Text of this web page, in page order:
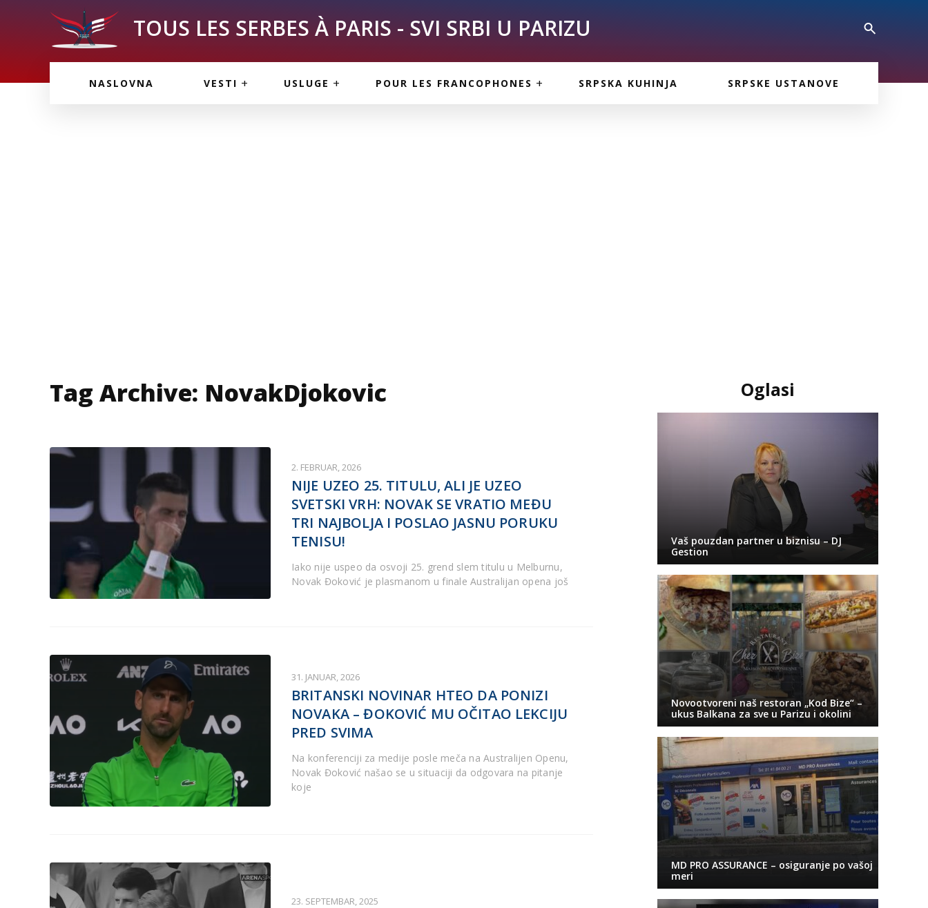
TOUS LES SERBES À PARIS - SVI SRBI U PARIZU
NASLOVNA VESTI USLUGE POUR LES FRANCOPHONES
PARIS
SRPSKA KUHINJA SRPSKE USTANOVE
Tag Archive: NovakDjokovic
2. FEBRUAR, 2026
NIJE UZEO 25. TITULU, ALI JE UZEO
SVETSKI VRH: NOVAK SE VRATIO MEĐU
TRI NAJBOLJA I POSLAO JASNU PORUKU
TENISU!
Iako nije uspeo da osvoji 25. grend slem titulu u Melburnu,
Novak Đoković je plasmanom u finale Australijan opena još
31. JANUAR, 2026
BRITANSKI NOVINAR HTEO DA PONIZI
NOVAKA – ĐOKOVIĆ MU OČITAO LEKCIJU
PRED SVIMA
Na konferenciji za medije posle meča na Australijen Openu,
Novak Đoković našao se u situaciji da odgovara na pitanje
koje
23. SEPTEMBAR, 2025
Oglasi
Vaš pouzdan partner u biznisu – DJ
Gestion
Novootvoreni naš restoran „Kod Bize“ –
ukus Balkana za sve u Parizu i okolini
MD PRO ASSURANCE – osiguranje po vašoj
meri